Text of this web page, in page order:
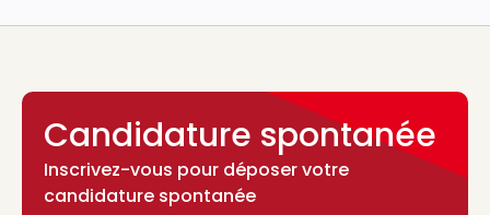
Candidature spontanée
Inscrivez-vous pour déposer votre
candidature spontanée